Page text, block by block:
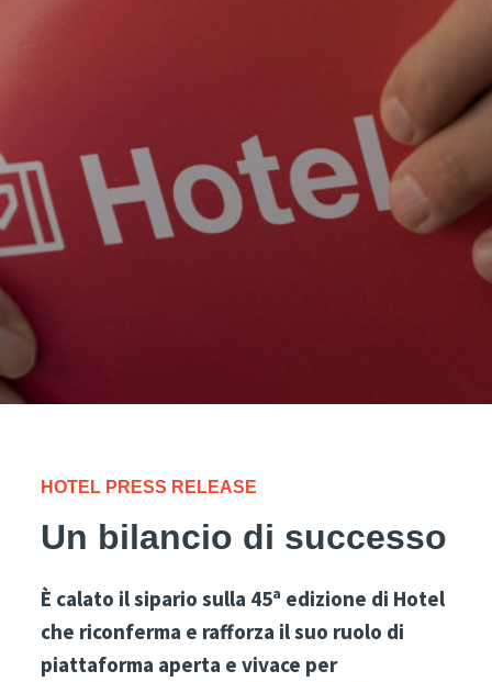
HOTEL PRESS RELEASE
Un bilancio di successo
È calato il sipario sulla 45ᵃ edizione di Hotel
che riconferma e rafforza il suo ruolo di
piattaforma aperta e vivace per